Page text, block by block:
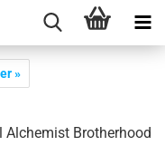
»
Al­che­mist Bro­ther­hood